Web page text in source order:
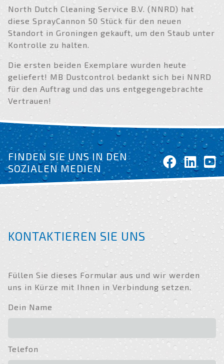
North Dutch Cleaning Service B.V. (NNRD) hat
diese SprayCannon 50 Stück für den neuen
Standort in Groningen gekauft, um den Staub unter
Kontrolle zu halten.
Die ersten beiden Exemplare wurden heute
geliefert! MB Dustcontrol bedankt sich bei NNRD
für den Auftrag und das uns entgegengebrachte
Vertrauen!
FINDEN SIE UNS IN DEN
SOZIALEN MEDIEN
KONTAKTIEREN SIE UNS
Füllen Sie dieses Formular aus und wir werden
uns in Kürze mit Ihnen in Verbindung setzen.
Dein Name
Telefon